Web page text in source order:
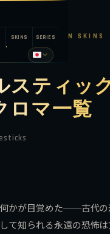
SKINS SERIES
— CHAMPION SKINS
スティッ
ロマ一覧
かが目覚めた──古代
て知られる永遠の恐怖